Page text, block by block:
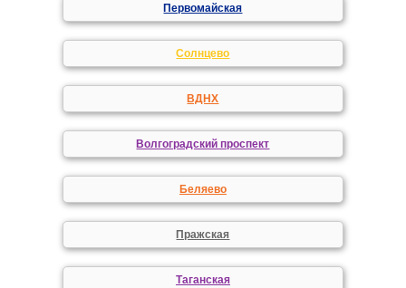
Первомайская
Солнцево
ВДНХ
Волгоградский проспект
Беляево
Пражская
Таганская